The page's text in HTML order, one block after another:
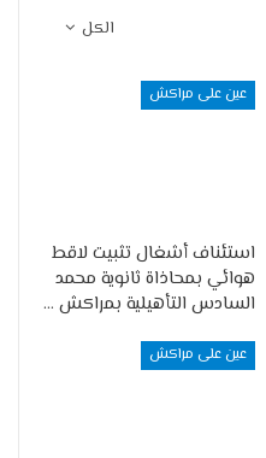
الكل
عين على مراكش
استئناف أشغال تثبيت لاقط
هوائي بمحاذاة ثانوية محمد
السادس التأهيلية بمراكش …
عين على مراكش